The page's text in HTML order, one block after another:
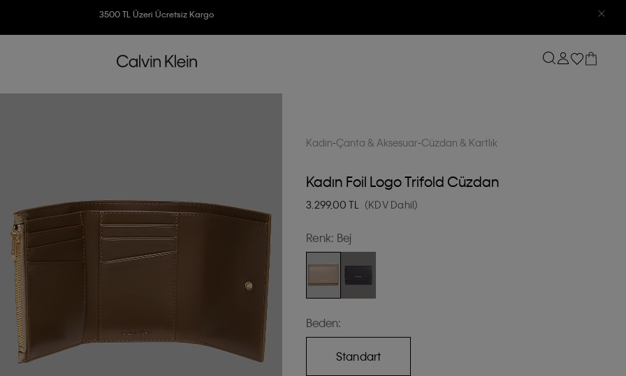
3500 TL Üzeri Ücretsiz Kargo
Kadın Çanta & Aksesuar Cüzdan & Kartlık
Kadın Foil Logo Trifold Cüzdan
3.299,00 TL (KDV Dahil)
Renk: Bej
Beden:
Standart